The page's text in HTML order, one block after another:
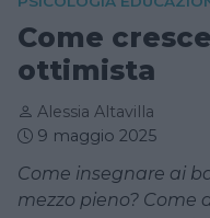
Come
ottimista
Alessia Altavilla
9 maggio 2025
Come insegnare ai
mezzo pieno? Come